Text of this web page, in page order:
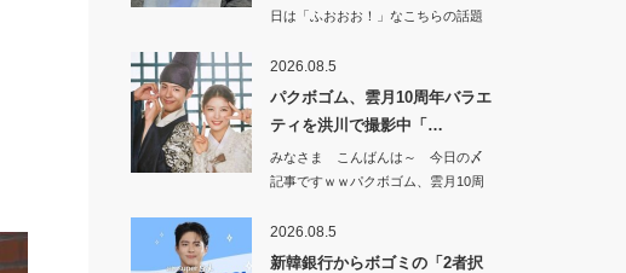
日は「ふおおお！」なこちらの話題
2026.08.5
パクボゴム、雲月10周年バラエ
ティを洪川で撮影中「…
みなさま こんばんは～ 今日の〆
記事ですｗｗパクボゴム、雲月10周
2026.08.5
新韓銀行からボゴミの「2者択